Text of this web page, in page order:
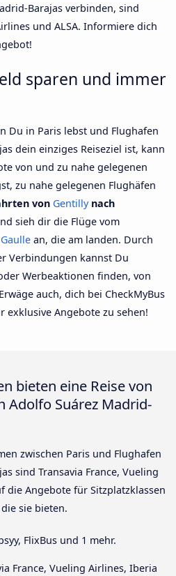
Barajas verbinden, sind
und ALSA. Informiere dich
sparen und immer
Du in Paris lebst und Flughafen
dein einziges Reiseziel ist, kann
von und zu nahe gelegenen
zu nahe gelegenen Flughäfen
von Gentillynach
sieh dir die Flüge vom
an, die am landen. Durch
Verbindungen kannst Du
Werbeaktionen finden, von
auch, dich bei CheckMyBus
exklusive Angebote zu sehen!
bieten eine Reise von
Adolfo Suárez Madrid-
zwischen Paris und Flughafen
sind Transavia France, Vueling
die Angebote für Sitzplatzklassen
sie bieten.
FlixBus und 1 mehr.
France, Vueling Airlines, Iberia